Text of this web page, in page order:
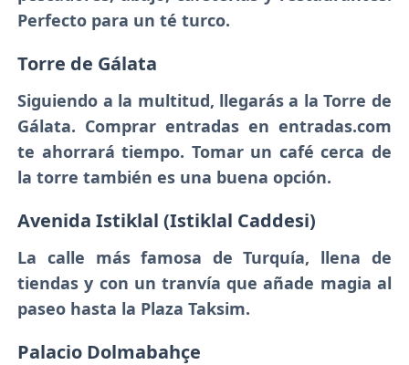
Perfecto para un té turco.
Torre de Gálata
Siguiendo a la multitud, llegarás a la Torre de
Gálata. Comprar entradas en entradas.com
te ahorrará tiempo. Tomar un café cerca de
la torre también es una buena opción.
Avenida Istiklal (Istiklal Caddesi)
La calle más famosa de Turquía, llena de
tiendas y con un tranvía que añade magia al
paseo hasta la Plaza Taksim.
Palacio Dolmabahçe